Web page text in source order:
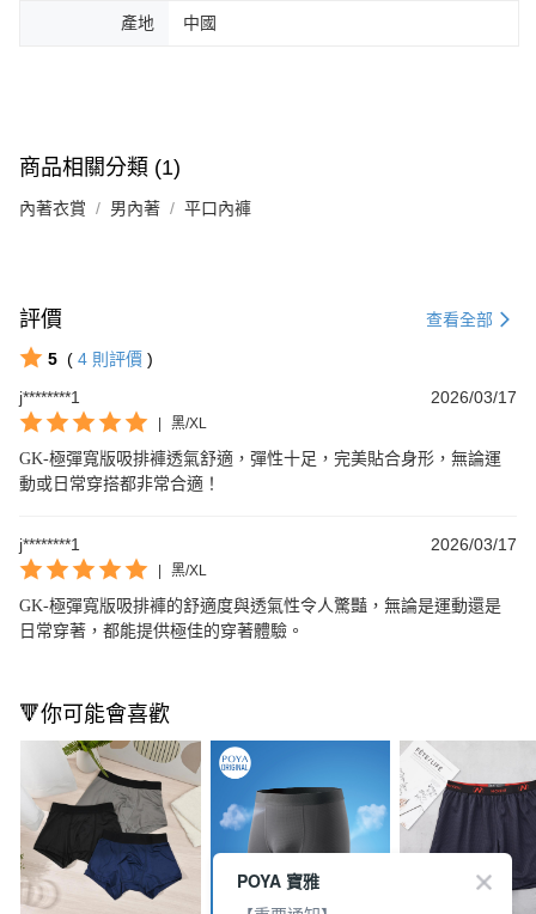
產地 中國
商品相關分類 (1)
內著衣賞 男內著 平口內褲
評價 查看全部
5 ( 4 則評價 )
j********1
2026/03/17
黑/XL
GK-極彈寬版吸排褲透氣舒適，彈性十足，完美貼合身形，無論運
動或日常穿搭都非常合適！
j********1 2026/03/17
黑/XL
GK-極彈寬版吸排褲的舒適度與透氣性令人驚豔，無論是運動還是
日常穿著，都能提供極佳的穿著體驗。
🔻你可能會喜歡
POYA 寶雅